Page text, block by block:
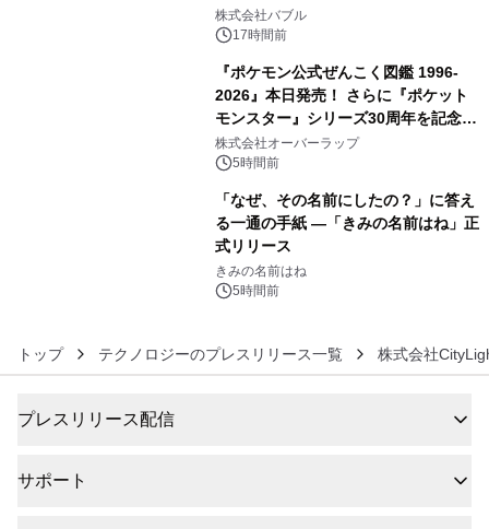
株式会社バブル
17時間前
『ポケモン公式ぜんこく図鑑 1996-
2026』本日発売！ さらに『ポケット
モンスター』シリーズ30周年を記念し
た画集『ポケットモンスター ビジュア
ルアートブック』の発売決定！ 2026
株式会社オーバーラップ
5時間前
「なぜ、その名前にしたの？」に答え
る一通の手紙 ―「きみの名前はね」正
式リリース
きみの名前はね
5時間前
トップ テクノロジーのプレスリリース一覧 株式会社
プレスリリース配信
サポート